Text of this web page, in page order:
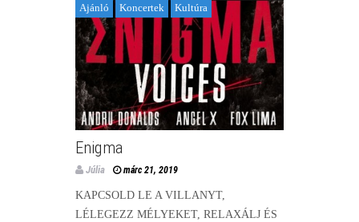
Ajánló Koncertek Kultúra
Enigma
Júlia márc 21, 2019
KAPCSOLD LE A VILLANYT,
LÉLEGEZZ MÉLYEKET, RELAXÁLJ ÉS